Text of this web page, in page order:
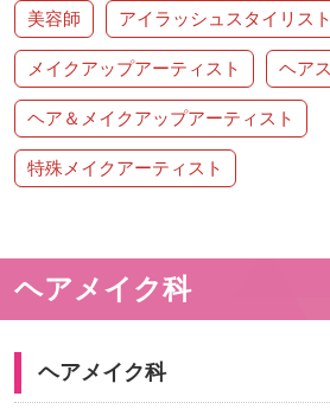
美容師 アイラッシュスタイリスト
メイクアップアーティスト ヘア
ヘア＆メイクアップアーティスト
特殊メイクアーティスト
ヘアメイク科
ヘアメイク科